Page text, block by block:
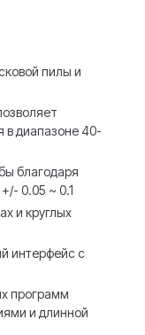
пилы и
в диапазоне 40-
благодаря
0.05 ~ 0.1
и круглых
интерфейс с
программ
и длинной